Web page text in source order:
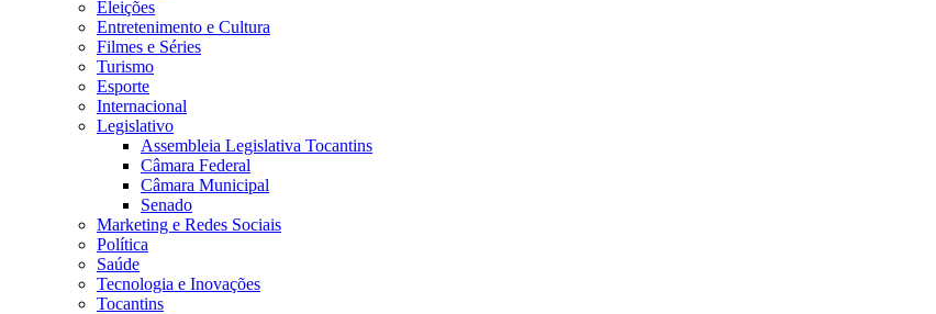
Eleições
Entretenimento e Cultura
Filmes e Séries
Turismo
Esporte
Internacional
Legislativo
Assembleia Legislativa Tocantins
Câmara Federal
Câmara Municipal
Senado
Marketing e Redes Sociais
Política
Saúde
Tecnologia e Inovações
Tocantins